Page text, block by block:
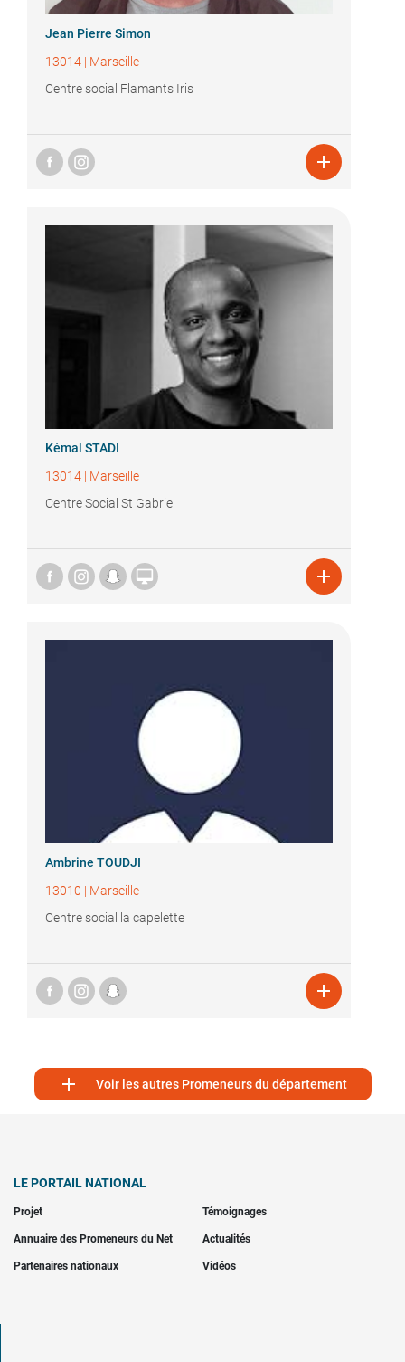
Jean Pierre Simon
13014 | Marseille
Centre social Flamants Iris

Kémal STADI
13014 | Marseille
Centre Social St Gabriel
 
Ambrine TOUDJI
13010 | Marseille
Centre social la capelette

 Voir les autres Promeneurs du département
LE PORTAIL NATIONAL
Projet Témoignages
Annuaire des Promeneurs du Net Actualités
Partenaires nationaux Vidéos